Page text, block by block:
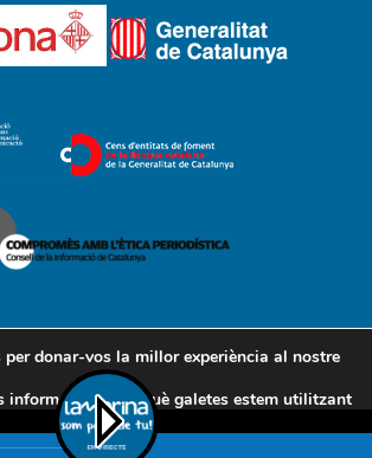
Política de cookies
Política de privacitat
AMCL
per donar-vos la millor experiència al nostre
informació sobre què galetes estem utilitzant
configuració.